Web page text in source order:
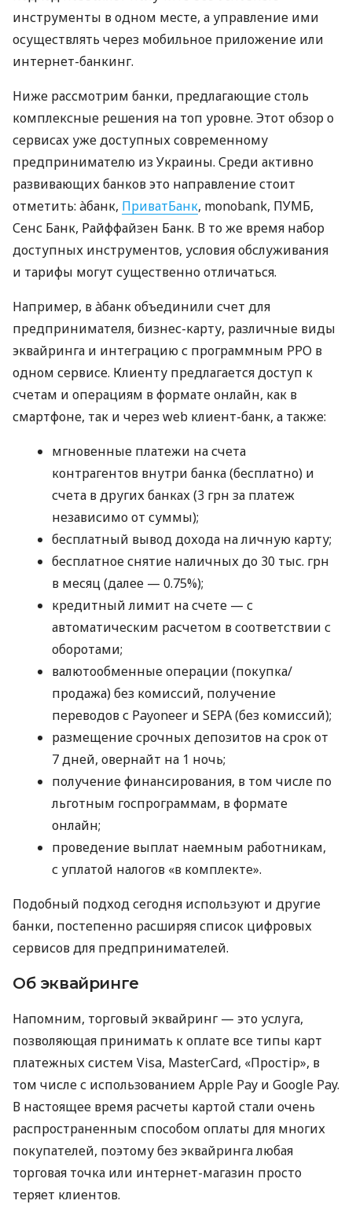
инструменты в одном месте, а управление ими
осуществлять через мобильное приложение или
интернет-банкинг.
Ниже рассмотрим банки, предлагающие столь
комплексные решения на топ уровне. Этот обзор о
сервисах уже доступных современному
предпринимателю из Украины. Среди активно
развивающих банков это направление стоит
отметить: àбанк, ПриватБанк, monobank, ПУМБ,
Сенс Банк, Райффайзен Банк. В то же время набор
доступных инструментов, условия обслуживания
и тарифы могут существенно отличаться.
Например, в àбанк объединили счет для
предпринимателя, бизнес-карту, различные виды
эквайринга и интеграцию с программным РРО в
одном сервисе. Клиенту предлагается доступ к
счетам и операциям в формате онлайн, как в
смартфоне, так и через web клиент-банк, а также:
мгновенные платежи на счета
контрагентов внутри банка (бесплатно) и
счета в других банках (3 грн за платеж
независимо от суммы);
бесплатный вывод дохода на личную карту;
бесплатное снятие наличных до 30 тыс. грн
в месяц (далее — 0.75%);
кредитный лимит на счете — с
автоматическим расчетом в соответствии с
оборотами;
валютообменные операции (покупка/
продажа) без комиссий, получение
переводов с Payoneer и SEPA (без комиссий);
размещение срочных депозитов на срок от
7 дней, овернайт на 1 ночь;
получение финансирования, в том числе по
льготным госпрограммам, в формате
онлайн;
проведение выплат наемным работникам,
с уплатой налогов «в комплекте».
Подобный подход сегодня используют и другие
банки, постепенно расширяя список цифровых
сервисов для предпринимателей.
Об эквайринге
Напомним, торговый эквайринг — это услуга,
позволяющая принимать к оплате все типы карт
платежных систем Visa, MasterCard, «Простір», в
том числе с использованием Apple Pay и Google Pay.
В настоящее время расчеты картой стали очень
распространенным способом оплаты для многих
покупателей, поэтому без эквайринга любая
торговая точка или интернет-магазин просто
теряет клиентов.